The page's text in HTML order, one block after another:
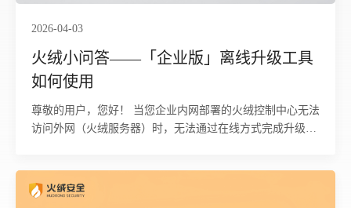
2026-04-03
火绒小问答——「企业版」离线升级工具
如何使用
尊敬的用户，您好！ 当您企业内网部署的火绒控制中心无法
访问外网（火绒服务器）时，无法通过在线方式完成升级、
以下手动获取升级包、病毒库、补丁并完成内网控制中心升
级、授权激活与替换更新的详细操作流程，如有疑问可参考